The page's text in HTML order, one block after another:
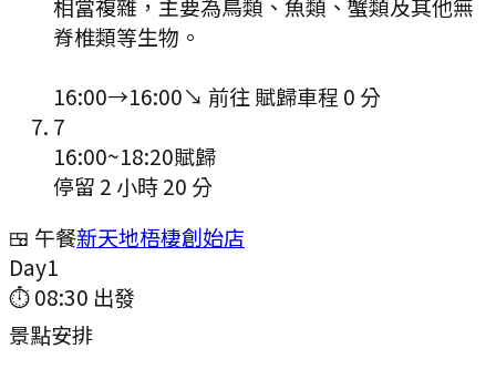
相當複雜，主要為鳥類、魚類、蟹類及其他無
脊椎類等生物。
16:00→16:00↘ 前往 賦歸車程 0 分
7
16:00~18:20賦歸
停留 2 小時 20 分
🍱 午餐新天地梧棲創始店
Day1
⏱08:30 出發
景點安排